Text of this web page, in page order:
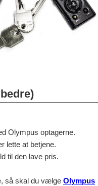
Olympus optagerne.
lette at betjene.
til den lave pris.
så skal du vælge Olympus